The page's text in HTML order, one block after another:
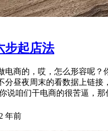
步起店法
电商的，哎，怎么形容呢？
分昼夜周末的看数据上链接
说咱们干电商的很苦逼，那
2 年前